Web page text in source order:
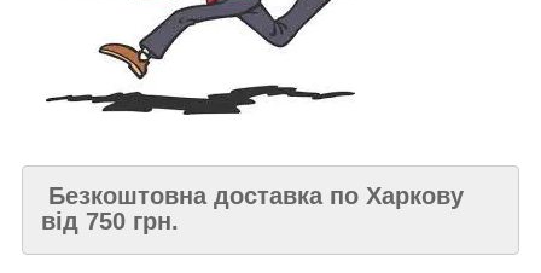
Безкоштовна доставка по Харкову
від 750 грн.